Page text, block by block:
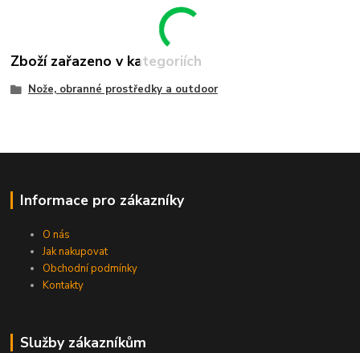
Zboží zařazeno v kategoriích
Nože, obranné prostředky a outdoor
Informace pro zákazníky
O nás
Jak nakupovat
Obchodní podmínky
Kontakty
Služby zákazníkům